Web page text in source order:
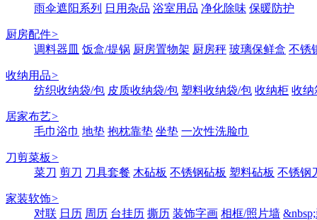
雨伞遮阳系列
日用杂品 浴室用品 净化除味 保暖防护
厨房配件>
调料器皿 饭盒/提锅 厨房置物架 厨房秤 玻璃保鲜盒 不锈
收纳用品>
纺织收纳袋/包 皮质收纳袋/包 塑料收纳袋/包 收纳柜 收纳
居家布艺>
毛巾浴巾 地垫 抱枕靠垫 坐垫 一次性洗脸巾
刀剪菜板>
菜刀 剪刀 刀具套餐 木砧板 不锈钢砧板 塑料砧板 不锈钢
家装软饰>
对联 日历 周历 台挂历 撕历 装饰字画 相框/照片墙